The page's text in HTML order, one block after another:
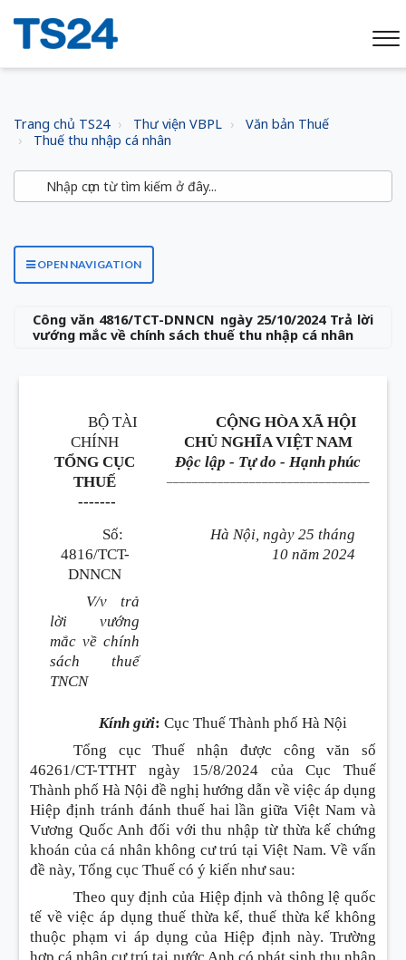
Trang chủ TS24 Thư viện VBPL
Văn bản Thuế
Thuế thu nhập cá nhân
OPEN NAVIGATION
Công văn 4816/TCT-DNNCN ngày 25/10/2024 Trả lời
vướng mắc về chính sách thuế thu nhập cá nhân
BỘ TÀI
CHÍNH
TỔNG CỤC
THUẾ
-------
CỘNG HÒA XÃ HỘI
CHỦ NGHĨA VIỆT NAM
Độc lập - Tự do - Hạnh phúc
Số:
4816/TCT-
DNNCN
V/v trả
lời vướng
mắc về chính
sách thuế
TNCN
Hà Nội, ngày 25 tháng
10 năm 2024
Kính gửi: Cục Thuế Thành phố Hà Nội
Tổng cục Thuế nhận được công văn số
46261/CT-TTHT ngày 15/8/2024 của Cục Thuế
Thành phố Hà Nội đề nghị hướng dẫn về việc áp dụng
Hiệp định tránh đánh thuế hai lần giữa Việt Nam và
Vương Quốc Anh đối với thu nhập từ thừa kế chứng
khoán của cá nhân không cư trú tại Việt Nam. Về vấn
đề này, Tổng cục Thuế có ý kiến như sau:
Theo quy định của Hiệp định và thông lệ quốc
tế về việc áp dụng thuế thừa kế, thuế thừa kế không
thuộc phạm vi áp dụng của Hiệp định này. Trường